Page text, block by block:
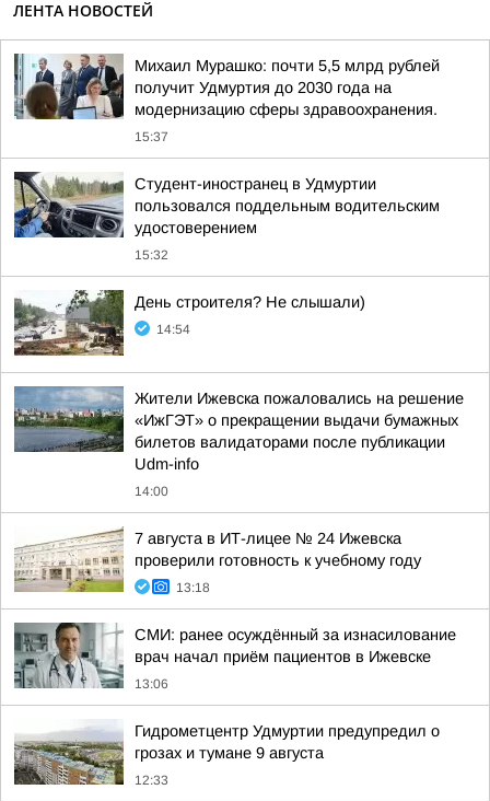
ЛЕНТА НОВОСТЕЙ
Михаил Мурашко: почти 5,5 млрд рублей
получит Удмуртия до 2030 года на
модернизацию сферы здравоохранения.
15:37
Студент-иностранец в Удмуртии
пользовался поддельным водительским
удостоверением
15:32
День строителя? Не слышали)
14:54
Жители Ижевска пожаловались на решение
«ИжГЭТ» о прекращении выдачи бумажных
билетов валидаторами после публикации
Udm-info
14:00
7 августа в ИТ-лицее № 24 Ижевска
проверили готовность к учебному году
13:18
СМИ: ранее осуждённый за изнасилование
врач начал приём пациентов в Ижевске
13:06
Гидрометцентр Удмуртии предупредил о
грозах и тумане 9 августа
12:33